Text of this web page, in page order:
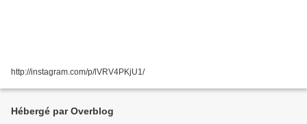
http://instagram.com/p/lVRV4PKjU1/
Hébergé par Overblog